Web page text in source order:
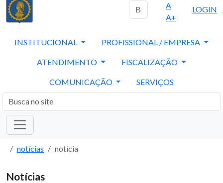
A
A+
LOGIN
INSTITUCIONAL PROFISSIONAL / EMPRESA
ATENDIMENTO FISCALIZAÇÃO
COMUNICAÇÃO SERVIÇOS
notícias notícia
Notícias